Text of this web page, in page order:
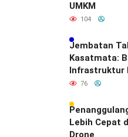
UMKM
104
Jembatan
Kasatmata:
Infrastruktur
Diam-Diam
Hubungan
India
76
Lebih Cepat